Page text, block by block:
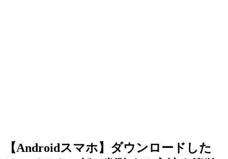
【Androidスマホ】ダウンロードした